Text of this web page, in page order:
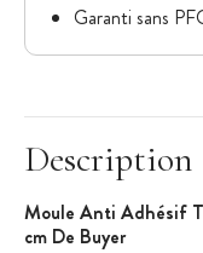
Garanti sans
Description
Moule Anti Adhésif
cm De Buyer